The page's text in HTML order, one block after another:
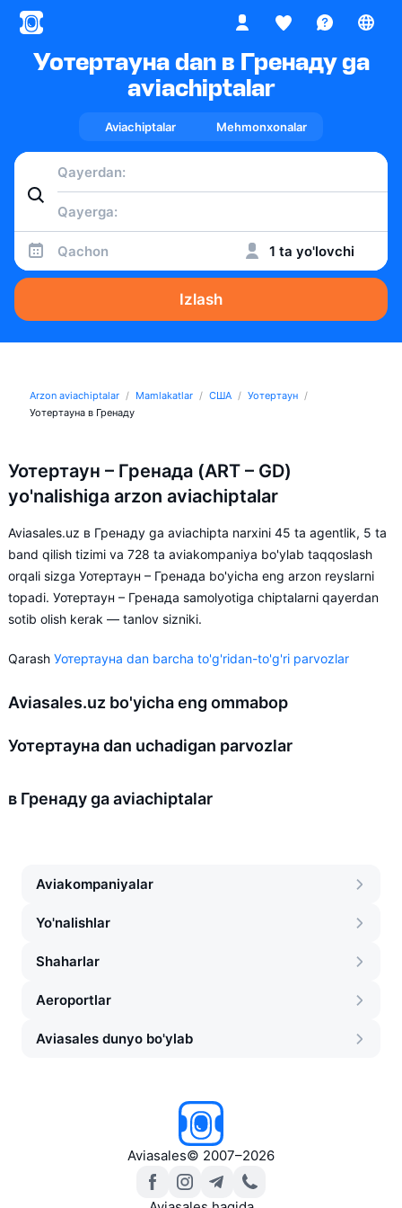
Уотертауна dan в Гренаду ga
aviachiptalar
Aviachiptalar Mehmonxonalar
Qachon 1 ta yo'lovchi
Izlash
Arzon aviachiptalar Mamlakatlar США
Уотертаун
Уотертауна в Гренаду
Уотертаун – Гренада (ART – GD)
yo'nalishiga arzon aviachiptalar
Aviasales.uz в Гренаду ga aviachipta narxini 45 ta agentlik, 5 ta
band qilish tizimi va 728 ta aviakompaniya bo'ylab taqqoslash
orqali sizga Уотертаун – Гренада bo'yicha eng arzon reyslarni
topadi. Уотертаун – Гренада samolyotiga chiptalarni qayerdan
sotib olish kerak — tanlov sizniki.
Qarash Уотертауна dan barcha to'g'ridan-to'g'ri parvozlar
Aviasales.uz bo'yicha eng ommabop
Уотертауна dan uchadigan parvozlar
в Гренаду ga aviachiptalar
Aviakompaniyalar
Yo'nalishlar
Shaharlar
Aeroportlar
Aviasales dunyo bo'ylab
Aviasales© 2007–2026